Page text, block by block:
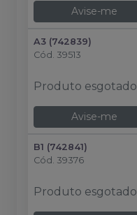
Avise-me
A3 (742839)
Cód. 39513
Produto esgotado
Avise-me
B1 (742841)
Cód. 39376
Produto esgotado